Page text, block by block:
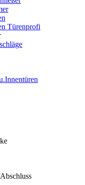
Türenprofi